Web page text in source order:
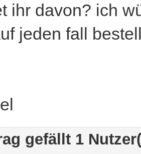
ihr davon? ich
jeden fall
gefällt 1